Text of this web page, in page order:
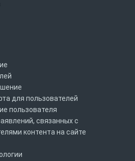
для пользователей
пользователя
связанных с
контента на сайте